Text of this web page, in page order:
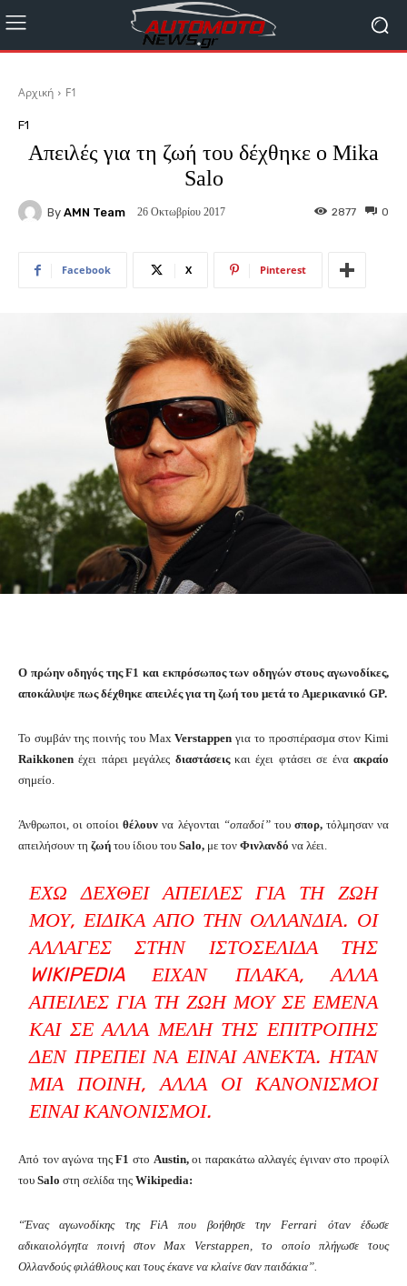
Αρχική F1
F1
Απειλές για τη ζωή του δέχθηκε ο Mika
Salo
By AMN Team 26 Οκτωβρίου 2017 0
2877
Facebook X Pinterest
O πρώην οδηγός της F1 και εκπρόσωπος των οδηγών στους αγωνοδίκες,
αποκάλυψε πως δέχθηκε απειλές για τη ζωή του μετά το Αμερικανικό GP.
Το συμβάν της ποινής του MaxVerstappen για το προσπέρασμα στον Kimi
Raikkonen έχει πάρει μεγάλες διαστάσειςκαι έχει φτάσει σε έναακραίο
σημείο.
Άνθρωποι, οι οποίοιθέλουν να λέγονται “οπαδοί”του σπορ,τόλμησαν να
απειλήσουν τη ζωή του ίδιου του Salo, με τον Φινλανδό να λέει.
ΈΧΩ ΔΕΧΘΕΊ ΑΠΕΙΛΈΣ ΓΙΑ ΤΗ ΖΩΉ
ΜΟΥ, ΕΙΔΙΚΆ ΑΠΌ ΤΗΝ ΟΛΛΑΝΔΊΑ. ΟΙ
ΑΛΛΑΓΈΣ ΣΤΗΝ ΙΣΤΟΣΕΛΊΔΑ ΤΗΣ
WIKIPEDIA ΕΊΧΑΝ ΠΛΆΚΑ, ΑΛΛΆ
ΑΠΕΙΛΈΣ ΓΙΑ ΤΗ ΖΩΉ ΜΟΥ ΣΕ ΕΜΈΝΑ
ΚΑΙ ΣΕ ΆΛΛΑ ΜΈΛΗ ΤΗΣ ΕΠΙΤΡΟΠΉΣ
ΔΕΝ ΠΡΈΠΕΙ ΝΑ ΕΊΝΑΙ ΑΝΕΚΤΆ. ΉΤΑΝ
ΜΙΑ ΠΟΙΝΉ, ΑΛΛΆ ΟΙ ΚΑΝΟΝΙΣΜΟΊ
ΕΊΝΑΙ ΚΑΝΟΝΙΣΜΟΊ.
Από τον αγώνα τηςF1 στο Austin,οι παρακάτω αλλαγές έγιναν στο προφίλ
του Salo στη σελίδα της Wikipedia:
“Ένας αγωνοδίκης της FiA που βοήθησε την Ferrari όταν έδωσε
αδικαιολόγητα ποινή στον Max Verstappen, το οποίο πλήγωσε τους
Ολλανδούς φιλάθλους και τους έκανε να κλαίνε σαν παιδάκια”.